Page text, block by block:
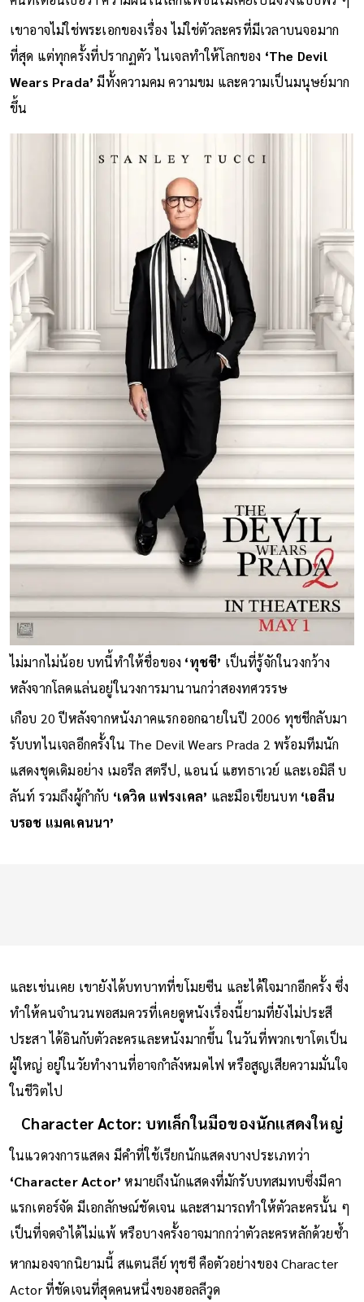
คนที่เตือนเธอว่า ความฝันในโลกแฟชั่นไม่เคยเป็นจริงแบบฟรี ๆ
เขาอาจไม่ใช่พระเอกของเรื่อง ไม่ใช่ตัวละครที่มีเวลาบนจอมาก
ที่สุด แต่ทุกครั้งที่ปรากฏตัว ไนเจลทำให้โลกของ‘The Devil
Wears Prada’
ไม่มากไม่น้อย บทนี้ทำให้ชื่อของ‘ทุชชี’เป็นที่รู้จักในวงกว้าง
หลังจากโลดแล่นอยู่ในวงการมานานกว่าสองทศวรรษ
เกือบ 20 ปีหลังจากหนังภาคแรกออกฉายในปี 2006 ทุชชีกลับมา
รับบทไนเจลอีกครั้งใน The Devil Wears Prada 2 พร้อมทีมนัก
แสดงชุดเดิมอย่าง เมอรีล สตรีป, แอนน์ แฮทธาเวย์ และเอมิลี บ
ลันท์ รวมถึงผู้กำกับ‘เดวิด แฟรงเคล’
และเช่นเคย เขายังได้บทบาทที่ขโมยซีน และได้ใจมากอีกครั้ง ซึ่ง
ทำให้คนจำนวนพอสมควรที่เคยดูหนังเรื่องนี้ยามที่ยังไม่ประสี
ประสา ได้อินกับตัวละครและหนังมากขึ้น ในวันที่พวกเขาโตเป็น
ผู้ใหญ่ อยู่ในวัยทำงานที่อาจกำลังหมดไฟ หรือสูญเสียความมั่นใจ
Character Actor: บทเล็กในมือของนักแสดงใหญ่
ในแวดวงการแสดง มีคำที่ใช้เรียกนักแสดงบางประเภทว่า
‘Character Actor’หมายถึงนักแสดงที่มักรับบทสมทบซึ่งมีคา
แรกเตอร์จัด มีเอกลักษณ์ชัดเจน และสามารถทำให้ตัวละครนั้น ๆ
เป็นที่จดจำได้ไม่แพ้ หรือบางครั้งอาจมากกว่าตัวละครหลักด้วยซ้ำ
หากมองจากนิยามนี้ สแตนลีย์ ทุชชี คือตัวอย่างของ Character